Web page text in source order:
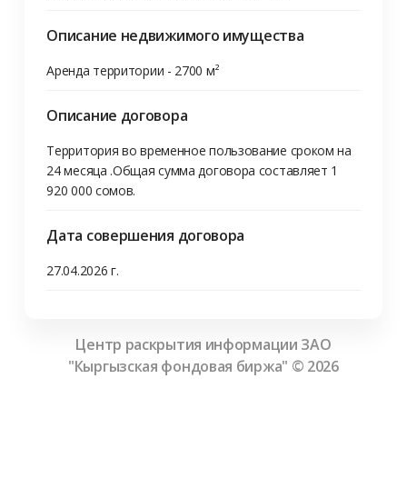
Описание недвижимого имущества
Описание договора
Территория во временное пользование сроком на
24 месяца .Общая сумма договора составляет 1
Дата совершения договора
27.04.2026 г.
Центр раскрытия информации ЗАО
"Кыргызская фондовая биржа" © 2026